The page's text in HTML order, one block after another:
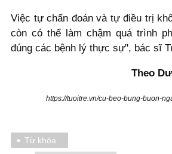
Việc tự chẩn đoán và tự điều trị
còn có thể làm chậm quá trình
đúng các bệnh lý thực sự", bác sĩ
Theo
https://tuoitre.vn/cu-beo-bung-buon-
Từ khóa